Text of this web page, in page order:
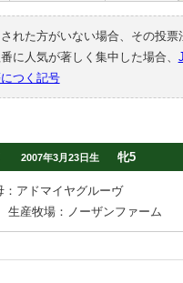
れた方がいない場合、その投
に人気が著しく集中した場合、
つく記号
2007年3月23日生 牝5
：アドマイヤグルーヴ
生産牧場：ノーザンファーム